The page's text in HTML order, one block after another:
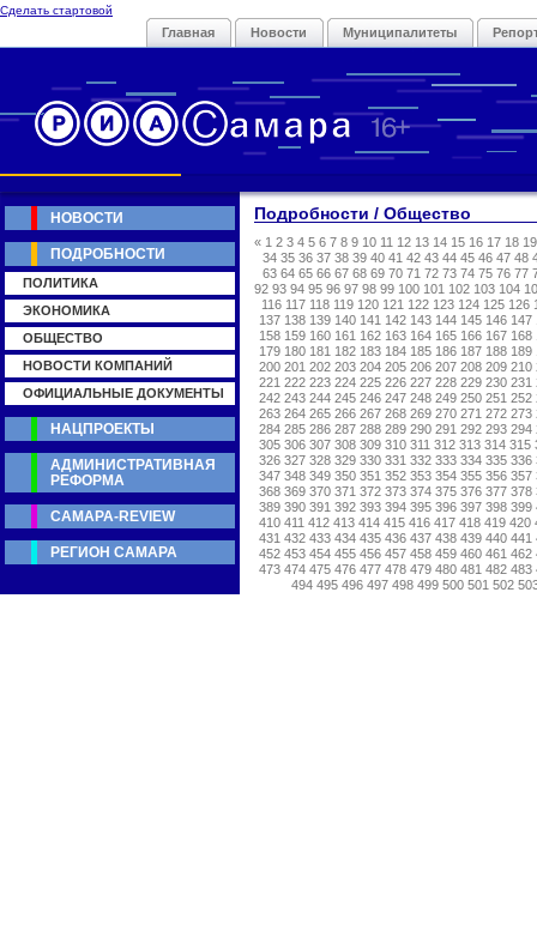
Сделать стартовой
Главная Новости Муниципалитеты
Подробности / Общество
« 1 2 3 4 5 6 7 8 9 10 11 12 13 14 15 16 17 18 19
34 35 36 37 38 39 40 41 42 43 44 45 46 47 48
63 64 65 66 67 68 69 70 71 72 73 74 75 76 77
92 93 94 95 96 97 98 99 100 101 102 103 104
116 117 118 119 120 121 122 123 124 125 126
137 138 139 140 141 142 143 144 145 146 147
158 159 160 161 162 163 164 165 166 167 168
179 180 181 182 183 184 185 186 187 188 189
200 201 202 203 204 205 206 207 208 209 210
221 222 223 224 225 226 227 228 229 230 231
242 243 244 245 246 247 248 249 250 251 252
263 264 265 266 267 268 269 270 271 272 273
284 285 286 287 288 289 290 291 292 293 294
305 306 307 308 309 310 311 312 313 314 315
326 327 328 329 330 331 332 333 334 335 336
347 348 349 350 351 352 353 354 355 356 357
368 369 370 371 372 373 374 375 376 377 378
389 390 391 392 393 394 395 396 397 398 399
410 411 412 413 414 415 416 417 418 419 420
431 432 433 434 435 436 437 438 439 440 441
452 453 454 455 456 457 458 459 460 461 462
473 474 475 476 477 478 479 480 481 482 483
494 495 496 497 498 499 500 501 502
НОВОСТИ
ПОДРОБНОСТИ
ПОЛИТИКА
ЭКОНОМИКА
ОБЩЕСТВО
НОВОСТИ КОМПАНИЙ
ОФИЦИАЛЬНЫЕ ДОКУМЕНТЫ
НАЦПРОЕКТЫ
АДМИНИСТРАТИВНАЯ
РЕФОРМА
САМАРА-REVIEW
РЕГИОН САМАРА